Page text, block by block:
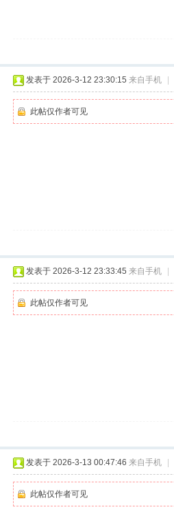
发表于 2026-3-12 23:30:15 来自手机
此帖仅作者可见
发表于 2026-3-12 23:33:45 来自手机
此帖仅作者可见
发表于 2026-3-13 00:47:46 来自手机
此帖仅作者可见